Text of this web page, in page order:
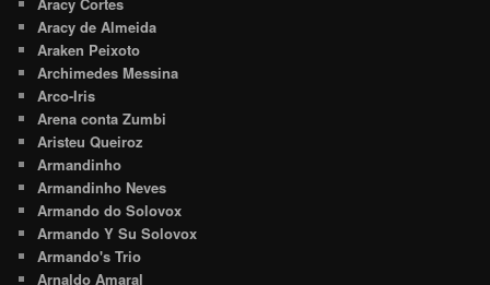
Aracy de Almeida
Araken Peixoto
Archimedes Messina
Arco-Iris
Arena conta Zumbi
Aristeu Queiroz
Armandinho
Armandinho Neves
Armando do Solovox
Armando Y Su Solovox
Armando's Trio
Arnaldo Amaral